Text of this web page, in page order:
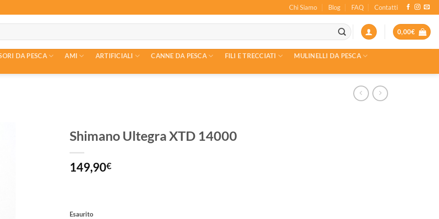
Chi Siamo Blog FAQ Contatti
0,00€
DA PESCA AMI ARTIFICIALI CANNE DA PESCA FILI E TRECCIATI
MULINELLI DA PESCA
Shimano Ultegra XTD 14000
149,90€
Esaurito